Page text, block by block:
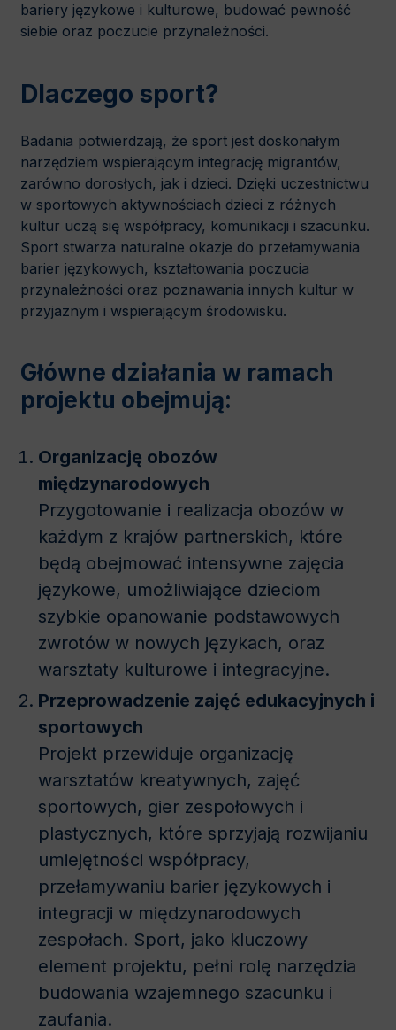
bariery językowe i kulturowe, budować pewność
siebie oraz poczucie przynależności.
Dlaczego sport?
Badania potwierdzają, że sport jest doskonałym
narzędziem wspierającym integrację migrantów,
zarówno dorosłych, jak i dzieci. Dzięki uczestnictwu
w sportowych aktywnościach dzieci z różnych
kultur uczą się współpracy, komunikacji i szacunku.
Sport stwarza naturalne okazje do przełamywania
barier językowych, kształtowania poczucia
przynależności oraz poznawania innych kultur w
przyjaznym i wspierającym środowisku.
Główne działania w ramach
projektu obejmują:
Organizację obozów
międzynarodowych
Przygotowanie i realizacja obozów w
każdym z krajów partnerskich, które
będą obejmować intensywne zajęcia
językowe, umożliwiające dzieciom
szybkie opanowanie podstawowych
zwrotów w nowych językach, oraz
warsztaty kulturowe i integracyjne.
Przeprowadzenie zajęć edukacyjnych i
sportowych
Projekt przewiduje organizację
warsztatów kreatywnych, zajęć
sportowych, gier zespołowych i
plastycznych, które sprzyjają rozwijaniu
umiejętności współpracy,
przełamywaniu barier językowych i
integracji w międzynarodowych
zespołach. Sport, jako kluczowy
element projektu, pełni rolę narzędzia
budowania wzajemnego szacunku i
zaufania.